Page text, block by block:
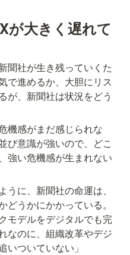
が大きく遅れて
聞社が生き残っていくた
で進めるか、大胆にリス
が、新聞社は状況をどう
機感がまだ感じられな
び意識が強いので、どこ
強い危機感が生まれない
うに、新聞社の命運は、
うかにかかっている。
モデルをデジタルでも完
なのに、組織改革やデジ
いついていない」